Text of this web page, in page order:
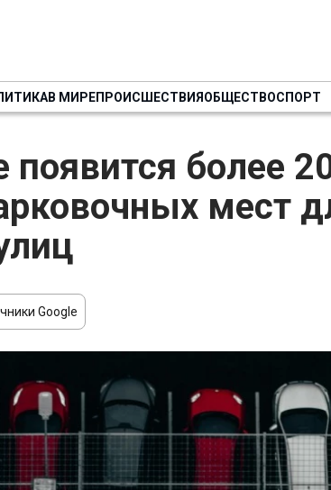
В МИРЕПРОИСШЕСТВИЯОБЩЕСТВОСПОРТ
появится более
мест
Google